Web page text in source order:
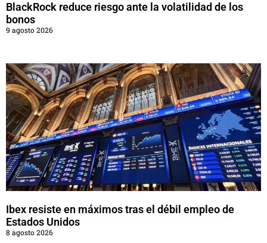
BlackRock reduce riesgo ante la volatilidad de los
bonos
9 agosto 2026
Ibex resiste en máximos tras el débil empleo de
Estados Unidos
8 agosto 2026